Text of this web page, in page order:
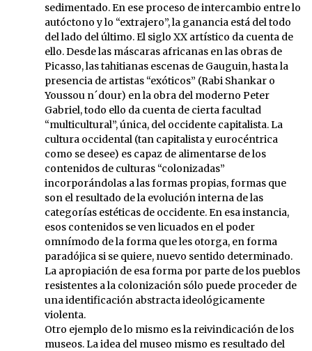
sedimentado. En ese proceso de intercambio entre lo
autóctono y lo “extrajero”, la ganancia está del todo
del lado del último. El siglo XX artístico da cuenta de
ello. Desde las máscaras africanas en las obras de
Picasso, las tahitianas escenas de Gauguin, hasta la
presencia de artistas “exóticos” (Rabi Shankar o
Youssou n´dour) en la obra del moderno Peter
Gabriel, todo ello da cuenta de cierta facultad
“multicultural”, única, del occidente capitalista. La
cultura occidental (tan capitalista y eurocéntrica
como se desee) es capaz de alimentarse de los
contenidos de culturas “colonizadas”
incorporándolas a las formas propias, formas que
son el resultado de la evolución interna de las
categorías estéticas de occidente. En esa instancia,
esos contenidos se ven licuados en el poder
omnímodo de la forma que les otorga, en forma
paradójica si se quiere, nuevo sentido determinado.
La apropiación de esa forma por parte de los pueblos
resistentes a la colonización sólo puede proceder de
una identificación abstracta ideológicamente
violenta.
Otro ejemplo de lo mismo es la reivindicación de los
museos. La idea del museo mismo es resultado del